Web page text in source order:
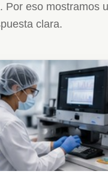
eso mostramos
clara.